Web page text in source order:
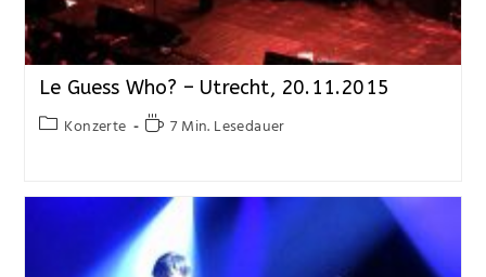
Le Guess Who? – Utrecht, 20.11.2015
Konzerte 7 Min. Lesedauer